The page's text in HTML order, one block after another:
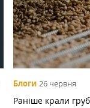
Блоги 26 червня
Раніше крали